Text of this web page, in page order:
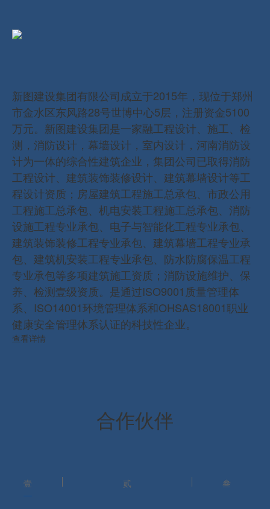
新图建设集团有限公司成立于2015年，现位于郑州
市金水区东风路28号世博中心5层，注册资金5100
万元。新图建设集团是一家融工程设计、施工、检
测，消防设计，幕墙设计，室内设计，河南消防设
计为一体的综合性建筑企业，集团公司已取得消防
工程设计、建筑装饰装修设计、建筑幕墙设计等工
程设计资质；房屋建筑工程施工总承包、市政公用
工程施工总承包、机电安装工程施工总承包、消防
设施工程专业承包、电子与智能化工程专业承包、
建筑装饰装修工程专业承包、建筑幕墙工程专业承
包、建筑机安装工程专业承包、防水防腐保温工程
专业承包等多项建筑施工资质；消防设施维护、保
养、检测壹级资质。是通过ISO9001质量管理体
系、ISO14001环境管理体系和OHSAS18001职业
健康安全管理体系认证的科技性企业。
查看详情
合作伙伴
壹 贰 叁